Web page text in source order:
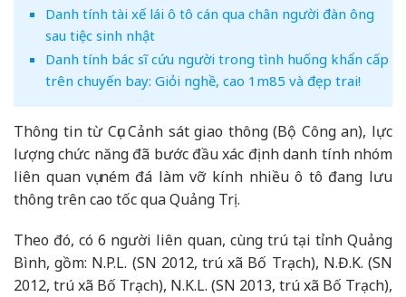
Danh tính tài xế lái ô tô cán qua chân người đàn ông
sau tiệc sinh nhật
Danh tính bác sĩ cứu người trong tình huống khẩn cấp
trên chuyến bay: Giỏi nghề, cao 1m85 và đẹp trai!
Thông tin từ Cục Cảnh sát giao thông (Bộ Công an), lực
lượng chức năng đã bước đầu xác định danh tính nhóm
liên quan vụ ném đá làm vỡ kính nhiều ô tô đang lưu
thông trên cao tốc qua Quảng Trị.
Theo đó, có 6 người liên quan, cùng trú tại tỉnh Quảng
Bình, gồm: N.P.L. (SN 2012, trú xã Bố Trạch), N.Đ.K. (SN
2012, trú xã Bố Trạch), N.K.L. (SN 2013, trú xã Bố Trạch),